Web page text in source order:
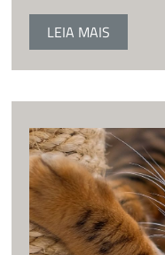
LEIA MAIS